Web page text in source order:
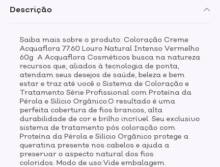
Descrição
Saiba mais sobre o produto: Coloração Creme
Acquaflora 77.60 Louro Natural Intenso Vermelho
60g A Acquaflora Cosméticos busca na natureza
recursos que, aliados à tecnologia de ponta,
atendam seus desejos de saúde, beleza e bem
estar e traz até você o Sistema de Coloração e
Tratamento Série Profissional com Proteína da
Pérola e Silício Orgânico.O resultado é uma
perfeita cobertura de fios brancos, alta
durabilidade de cor e brilho incrível. Seu exclusivo
sistema de tratamento pós coloração com
Proteína da Pérola e Silício Orgânico protege a
queratina presente nos cabelos e ajuda a
preservar o aspecto natural dos fios
coloridos. Modo de uso:Vide embalagem.